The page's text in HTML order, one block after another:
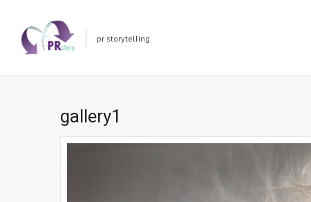
pr storytelling
gallery1